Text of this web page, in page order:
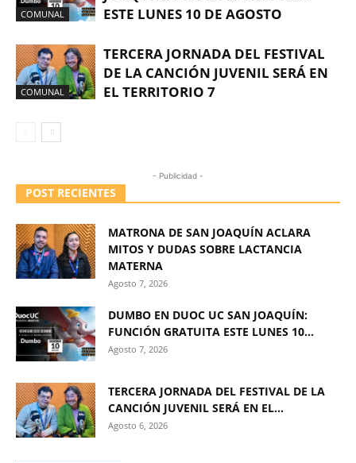
COMUNAL
ESTE LUNES 10 DE AGOSTO
COMUNAL
TERCERA JORNADA DEL FESTIVAL
DE LA CANCIÓN JUVENIL SERÁ EN
EL TERRITORIO 7
- Publicidad -
POST RECIENTES
MATRONA DE SAN JOAQUÍN ACLARA
MITOS Y DUDAS SOBRE LACTANCIA
MATERNA
Agosto 7, 2026
DUMBO EN DUOC UC SAN JOAQUÍN:
FUNCIÓN GRATUITA ESTE LUNES 10...
Agosto 7, 2026
TERCERA JORNADA DEL FESTIVAL DE LA
CANCIÓN JUVENIL SERÁ EN EL...
Agosto 6, 2026